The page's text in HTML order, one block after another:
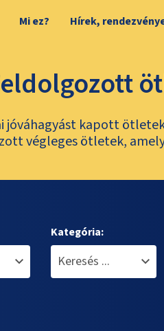
Mi ez? Hírek,
kapott
végleges ötletek,
Kategória: